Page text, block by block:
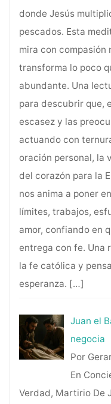
donde Jesús
pescados. Esta
mira con compasión
transforma lo poco
abundante. Una
para descubrir que,
escasez y las
actuando con
oración personal, la
del corazón para la
nos anima a poner
límites, trabajos,
amor, confiando en
entrega con fe. Una
la fe católica y
esperanza. […]
Juan el
negocia
Por
En
Verdad, Martirio De